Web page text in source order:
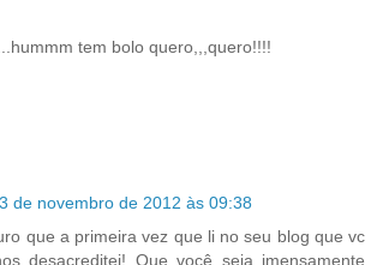
tem bolo quero,,,quero!!!!
3 de novembro de 2012 às 09:38
que a primeira vez que li no seu blog que vc
desacreditei! Que você seja imensamente